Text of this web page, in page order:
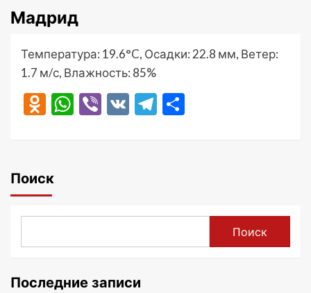
Мадрид
Температура: 19.6°C, Осадки: 22.8 мм, Ветер:
1.7 м/с, Влажность: 85%
Odnoklassniki
WhatsApp
Viber
VK Telegram
Поиск
Поиск
Последние записи